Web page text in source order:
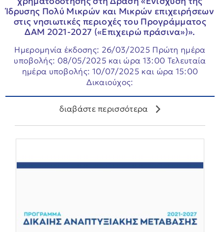
Ίδρυσης Πολύ Μικρών και Μικρών επιχειρήσεων
στις νησιωτικές περιοχές του Προγράμματος
ΔΑΜ 2021-2027 («Επιχειρώ πράσινα»)».
Ημερομηνία έκδοσης: 26/03/2025 Πρώτη ημέρα
υποβολής: 08/05/2025 και ώρα 13:00 Τελευταία
ημέρα υποβολής: 10/07/2025 και ώρα 15:00
Δικαιούχος:
διαβάστε περισσότερα